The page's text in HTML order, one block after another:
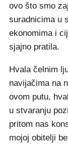
ovo što smo
suradnicima u
ekonomima i
sjajno pratila.
Hvala čelnim
navijačima na
ovom putu,
u stvaranju
pritom nas
mojoj obitelji